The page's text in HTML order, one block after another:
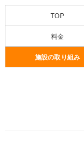
TOP
料金
施設の取り組み